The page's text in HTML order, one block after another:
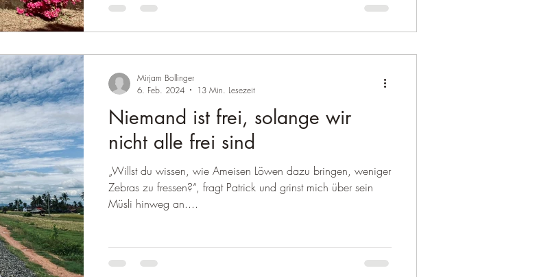
Niemand ist frei, solange wir
nicht alle frei sind
„Willst du wissen, wie Ameisen Löwen dazu bringen, weniger
Zebras zu fressen?“, fragt Patrick und grinst mich über sein
Müsli hinweg an....
Mirjam Bollinger
6. Feb. 2024
13 Min. Lesezeit